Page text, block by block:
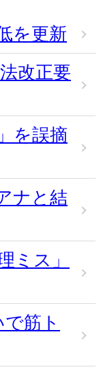
を更新
改正要
を誤摘
ナと結
ミス」
筋ト